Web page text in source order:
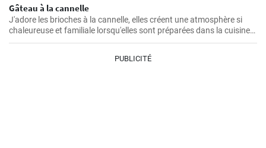
Gâteau à la cannelle
J'adore les brioches à la cannelle, elles créent une atmosphère si
chaleureuse et familiale lorsqu'elles sont préparées dans la cuisine.
Je pense que ce gâteau est l'un des plus faciles à préparer et qu'il
remporte toujours un franc succès auprès de ma famille. Non
seulement il est délicieux, mais il est également cher à mon cœur en
PUBLICITÉ